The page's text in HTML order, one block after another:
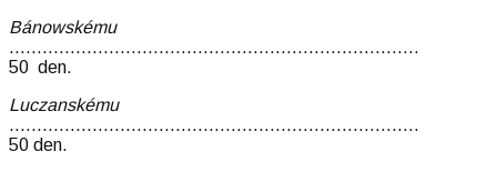
Bánowskému
………………………………………………………………..
50 den.
Luczanskému
………………………………………………………………..
50 den.